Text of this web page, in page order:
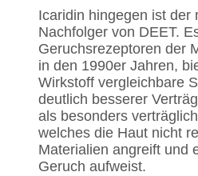
Icaridin hingegen ist der
Nachfolger von DEET.
Geruchsrezeptoren der
in den 1990er Jahren,
Wirkstoff vergleichbare
deutlich besserer
als besonders
welches die Haut nicht
Materialien angreift und
Geruch aufweist.